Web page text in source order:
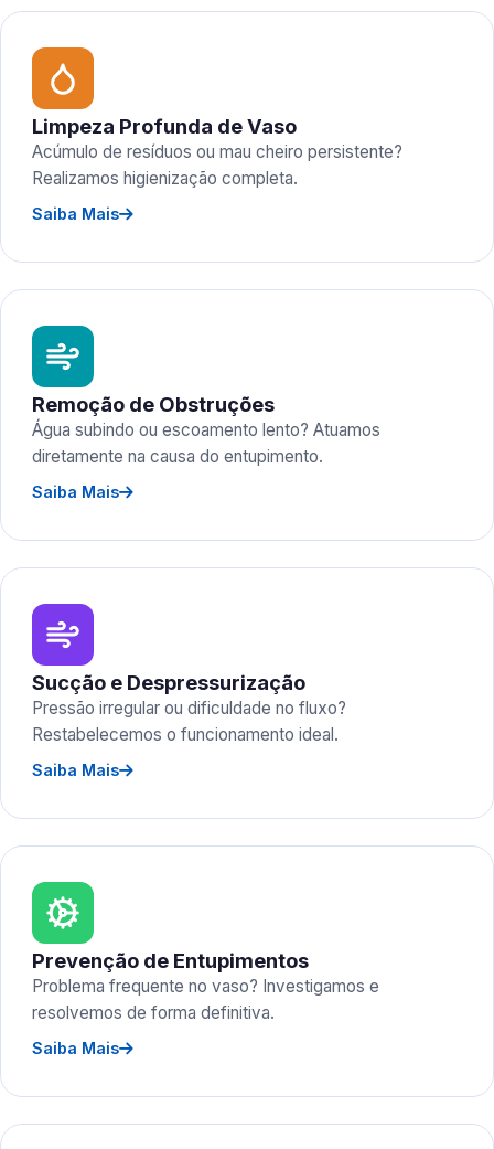
Limpeza Profunda de Vaso
Acúmulo de resíduos ou mau cheiro persistente?
Realizamos higienização completa.
Saiba Mais
Remoção de Obstruções
Água subindo ou escoamento lento? Atuamos
diretamente na causa do entupimento.
Saiba Mais
Sucção e Despressurização
Pressão irregular ou dificuldade no fluxo?
Restabelecemos o funcionamento ideal.
Saiba Mais
Prevenção de Entupimentos
Problema frequente no vaso? Investigamos e
resolvemos de forma definitiva.
Saiba Mais